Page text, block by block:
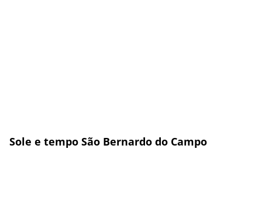
Sole e tempo São Bernardo do Campo